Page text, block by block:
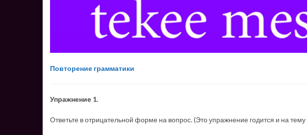
Повторение грамматики
Упражнение 1.
Ответьте в отрицательной форме на вопрос. (Это упражнение годится и на тему